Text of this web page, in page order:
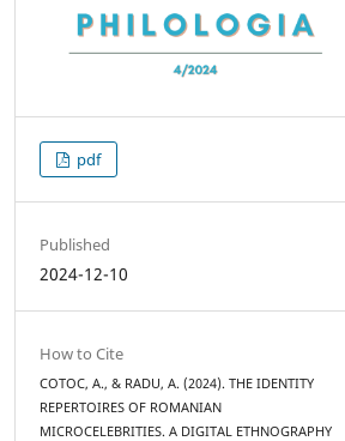
pdf
Published
2024-12-10
How to Cite
COTOC, A., & RADU, A. (2024). THE IDENTITY
REPERTOIRES OF ROMANIAN
MICROCELEBRITIES. A DIGITAL ETHNOGRAPHY